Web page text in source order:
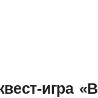
игра